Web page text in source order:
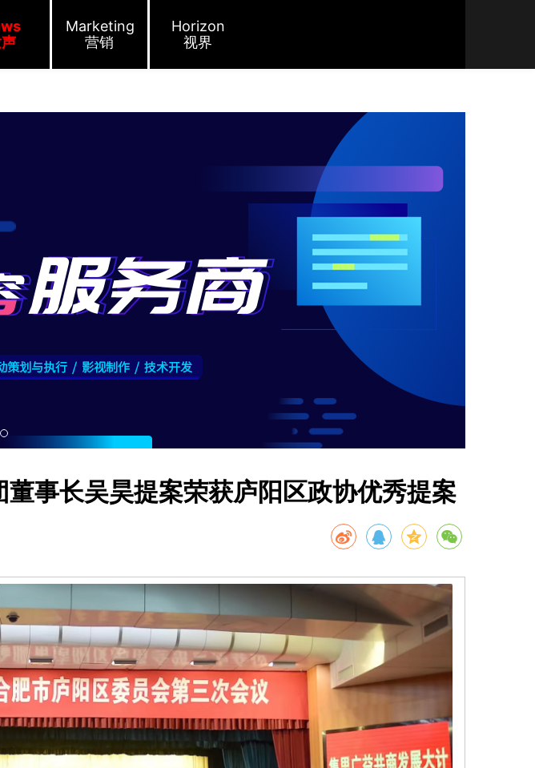
Marketing
营销
Horizon
视界
事长吴昊提案荣获庐阳区政协优秀提案